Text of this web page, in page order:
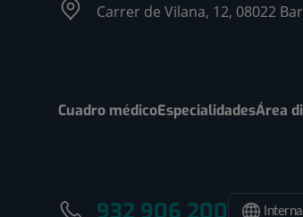
Carrer de Vilana, 12, 08022
Cuadro médicoEspecialidadesÁrea